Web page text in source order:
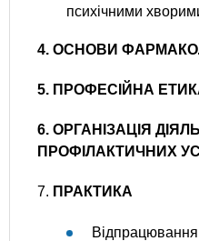
психічними
4. ОСНОВИ
5. ПРОФЕСІЙНА
6. ОРГАНІЗАЦІЯ
ПРОФІЛАКТИЧНИХ
7. ПРАКТИКА